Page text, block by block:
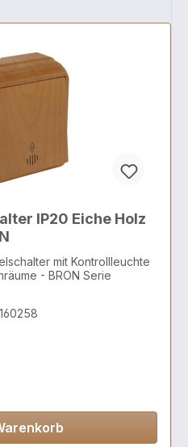
IP20 Eiche Holz
mit Kontrollleuchte
- BRON Serie